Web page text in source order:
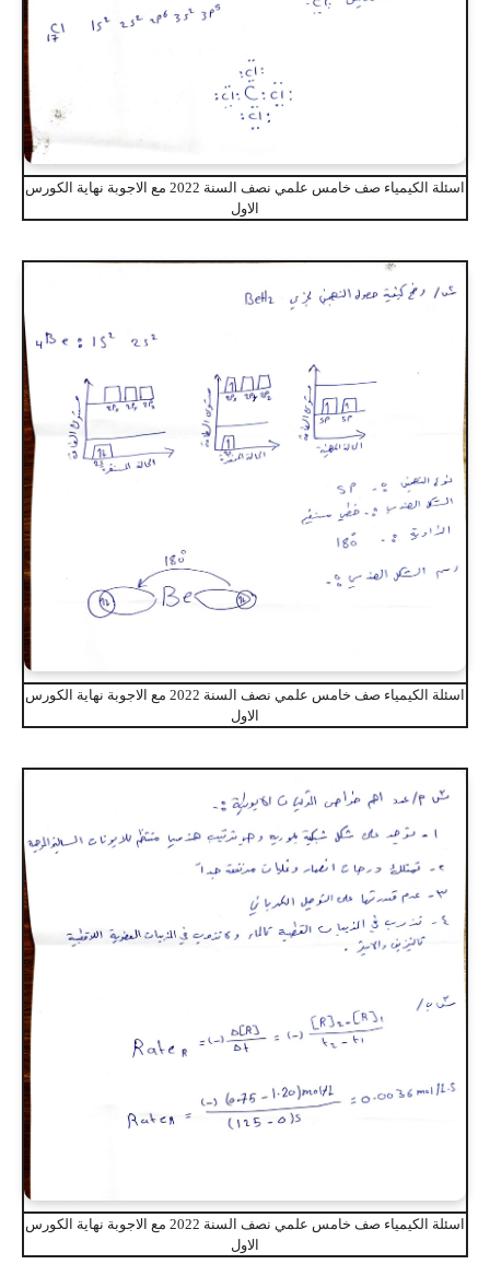
اسئلة الكيمياء صف خامس علمي نصف السنة 2022 مع الاجوبة نهاية الكورس
الاول
اسئلة الكيمياء صف خامس علمي نصف السنة 2022 مع الاجوبة نهاية الكورس
الاول
اسئلة الكيمياء صف خامس علمي نصف السنة 2022 مع الاجوبة نهاية الكورس
الاول